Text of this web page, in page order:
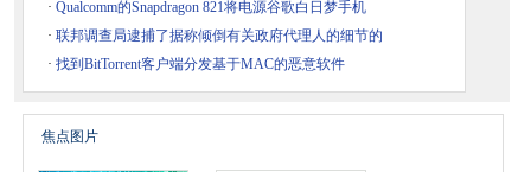
· Qualcomm的Snapdragon 821将电源谷歌白日梦手机
· 联邦调查局逮捕了据称倾倒有关政府代理人的细节的
· 找到BitTorrent客户端分发基于MAC的恶意软件
焦点图片